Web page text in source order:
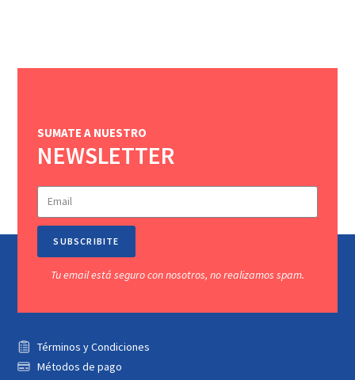
SUMATE A NUESTRO
NEWSLETTER
SUBSCRIBITE
Tu email está seguro con nosotros, no realizamos spam.
Términos y Condiciones
Métodos de pago